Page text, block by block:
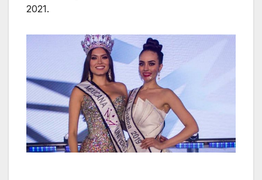
2021.